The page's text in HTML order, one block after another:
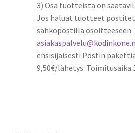
3) Osa tuotteista on
Jos haluat tuotteet
sähköpostilla osoitteeseen
ensisijaisesti Postin
9,50€/lähetys. Toimitusaika